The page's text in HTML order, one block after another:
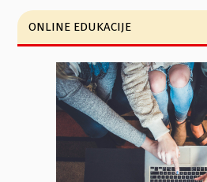
ONLINE EDUKACIJE